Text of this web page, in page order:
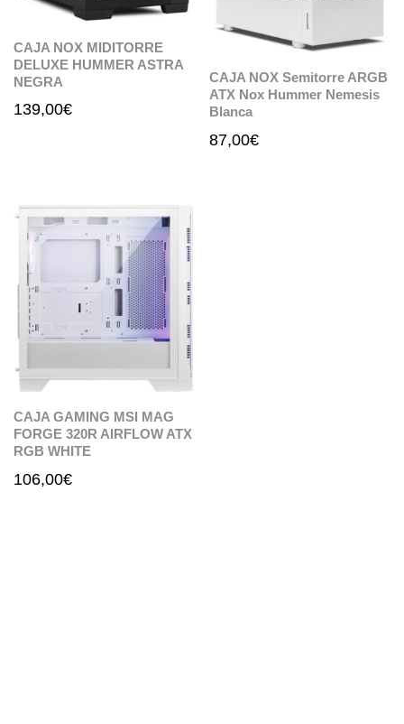
CAJA NOX MIDITORRE
DELUXE HUMMER ASTRA
NEGRA
139,00€
CAJA NOX Semitorre ARGB
ATX Nox Hummer Nemesis
Blanca
87,00€
CAJA GAMING MSI MAG
FORGE 320R AIRFLOW ATX
RGB WHITE
106,00€